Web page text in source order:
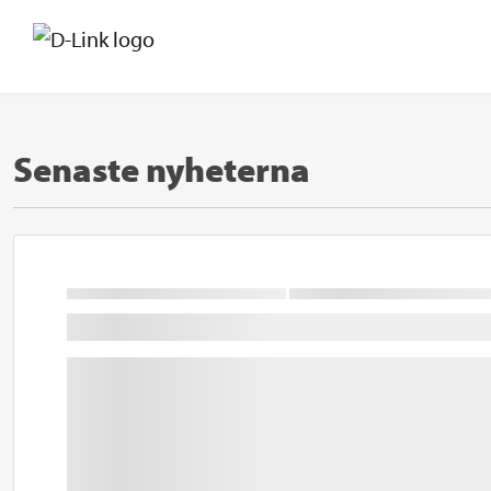
Senaste nyheterna